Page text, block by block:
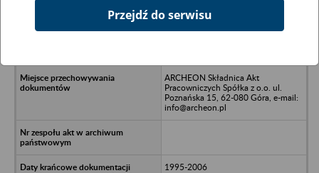
Kancelaria Radców Prawnych
ARCHEON Składnica Akt
Pracowniczych Spółka z o.o. ul.
Poznańska 15, 62-080 Góra, e-mail:
info@archeon.pl
1995-2006
Przejdź do serwisu